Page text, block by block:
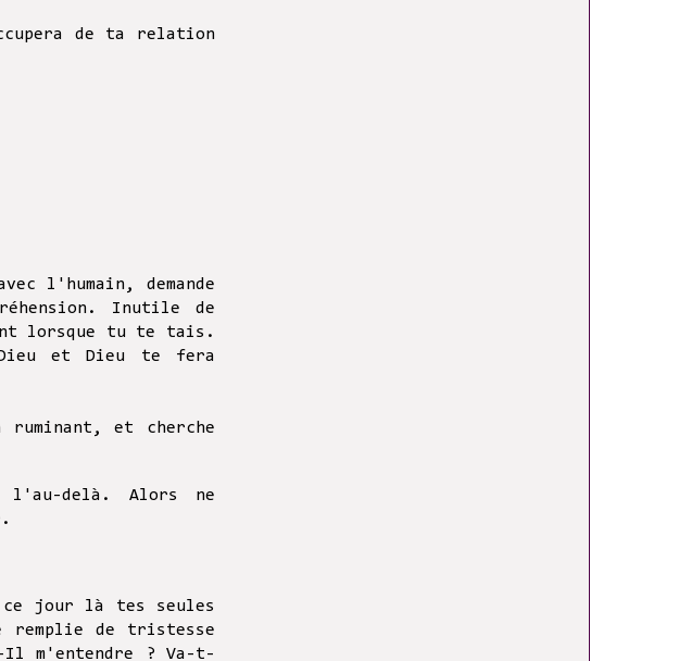
de ta relation
l'humain, demande
Inutile de
lorsque tu te tais.
et Dieu te fera
et cherche
l'au-delà. Alors ne
jour là tes seules
remplie de tristesse
m'entendre ? Va-t-